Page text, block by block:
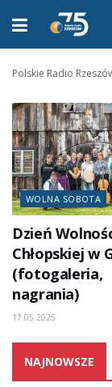
Polskie Radio
WOLNA SOBOTA
Dzień
Chłopskiej w
(fotogaleria,
nagrania)
17.05.2025
NAJNOWSZE